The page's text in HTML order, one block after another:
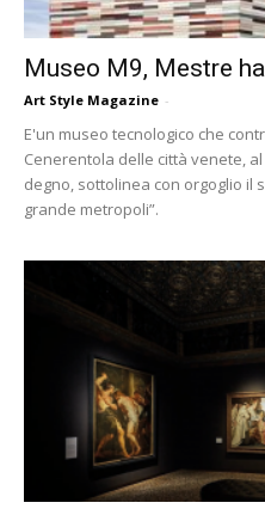
Museo M9, Mestre
Art Style Magazine -
E'un museo tecnologico che
Cenerentola delle città venete,
degno, sottolinea con orgoglio il
grande metropoli”.